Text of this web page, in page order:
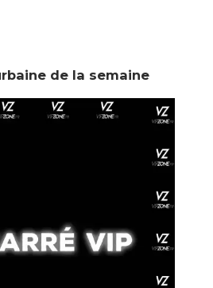
de la semaine